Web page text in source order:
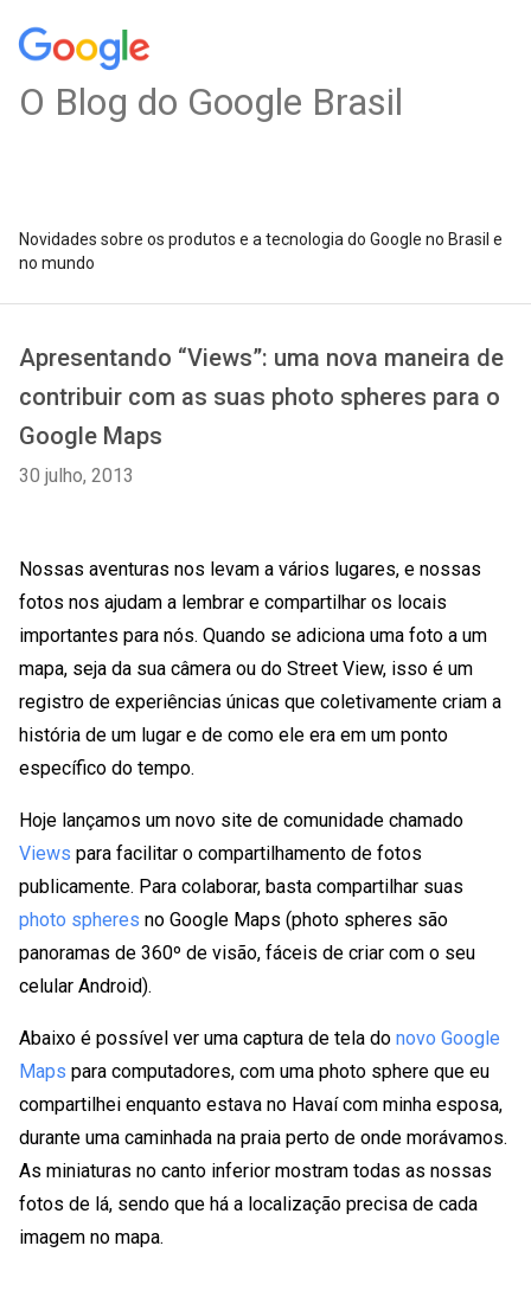
O Blog do Google Brasil
Novidades sobre os produtos e a tecnologia do Google no Brasil e
no mundo
Apresentando “Views”: uma nova maneira de
contribuir com as suas photo spheres para o
Google Maps
30 julho, 2013
Nossas aventuras nos levam a vários lugares, e nossas
fotos nos ajudam a lembrar e compartilhar os locais
importantes para nós. Quando se adiciona uma foto a um
mapa, seja da sua câmera ou do Street View, isso é um
registro de experiências únicas que coletivamente criam a
história de um lugar e de como ele era em um ponto
específico do tempo.
Hoje lançamos um novo site de comunidade chamado
Views para facilitar o compartilhamento de fotos
publicamente. Para colaborar, basta compartilhar suas
photo spheres no Google Maps (photo spheres são
panoramas de 360º de visão, fáceis de criar com o seu
celular Android).
Abaixo é possível ver uma captura de tela do novo Google
Maps para computadores, com uma photo sphere que eu
compartilhei enquanto estava no Havaí com minha esposa,
durante uma caminhada na praia perto de onde morávamos.
As miniaturas no canto inferior mostram todas as nossas
fotos de lá, sendo que há a localização precisa de cada
imagem no mapa.